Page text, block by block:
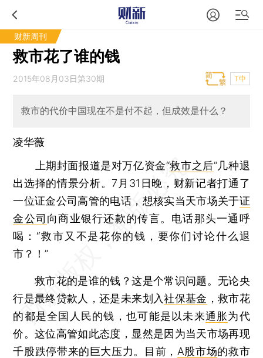
财新周刊
救市花了谁的钱
2015年08月03日第30期 T中
救市的代价中国现在不是付不起，但成效是什么？
凌华薇
上期封面报道是对万亿资金“救市之后”几种退
出选择的情景分析。7月31日晚，财新记者打通了
一位证金公司高管的电话，想核实当天市场关于证
金公司 向商业银行还款的传言。电话那头一通呼
喝：“救市又不是花你的钱，要你们讨论什么退
市？！”
救市花的是谁的钱？这是个常识问题。无论央
行是最终贷款人，还是未来划入社保基金 ，救市花
的都是全国人民的钱，也可能是以未来通胀为代
价。这位高管如此态度，显然是因为当天市场再现
千股跌停带来的巨大压力。目前， A股市场的救市